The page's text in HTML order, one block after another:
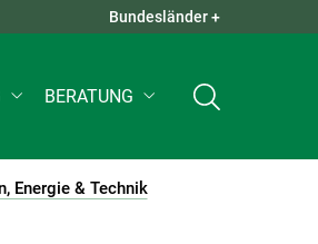
QUICK LINKS +
Bundesländer +
BERATUNG
Energie & Technik
(current)1